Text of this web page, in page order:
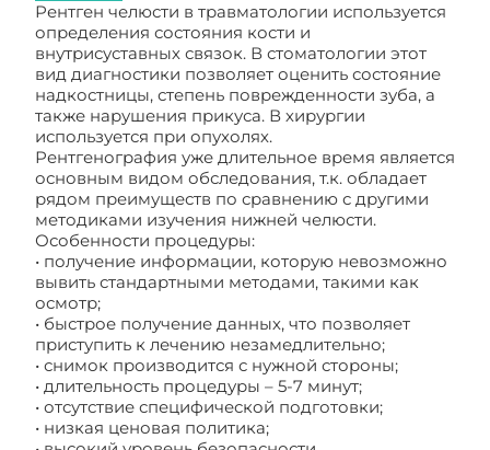
Рентген челюсти в травматологии используется
определения состояния кости и
внутрисуставных связок. В стоматологии этот
вид диагностики позволяет оценить состояние
надкостницы, степень поврежденности зуба, а
также нарушения прикуса. В хирургии
используется при опухолях.
Рентгенография уже длительное время является
основным видом обследования, т.к. обладает
рядом преимуществ по сравнению с другими
методиками изучения нижней челюсти.
Особенности процедуры:
• получение информации, которую невозможно
вывить стандартными методами, такими как
осмотр;
• быстрое получение данных, что позволяет
приступить к лечению незамедлительно;
• снимок производится с нужной стороны;
• длительность процедуры – 5-7 минут;
• отсутствие специфической подготовки;
• низкая ценовая политика;